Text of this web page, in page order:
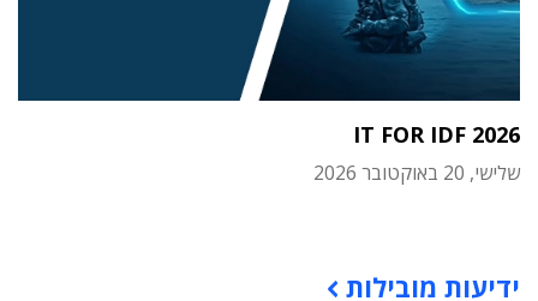
IT FOR IDF 2026
שלישי, 20 באוקטובר 2026
ידיעות מובילות